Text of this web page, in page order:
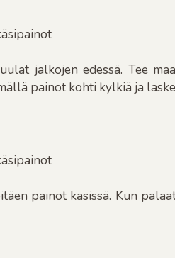
jalkojen edessä. Tee
painot kohti kylkiä ja
painot käsissä. Kun